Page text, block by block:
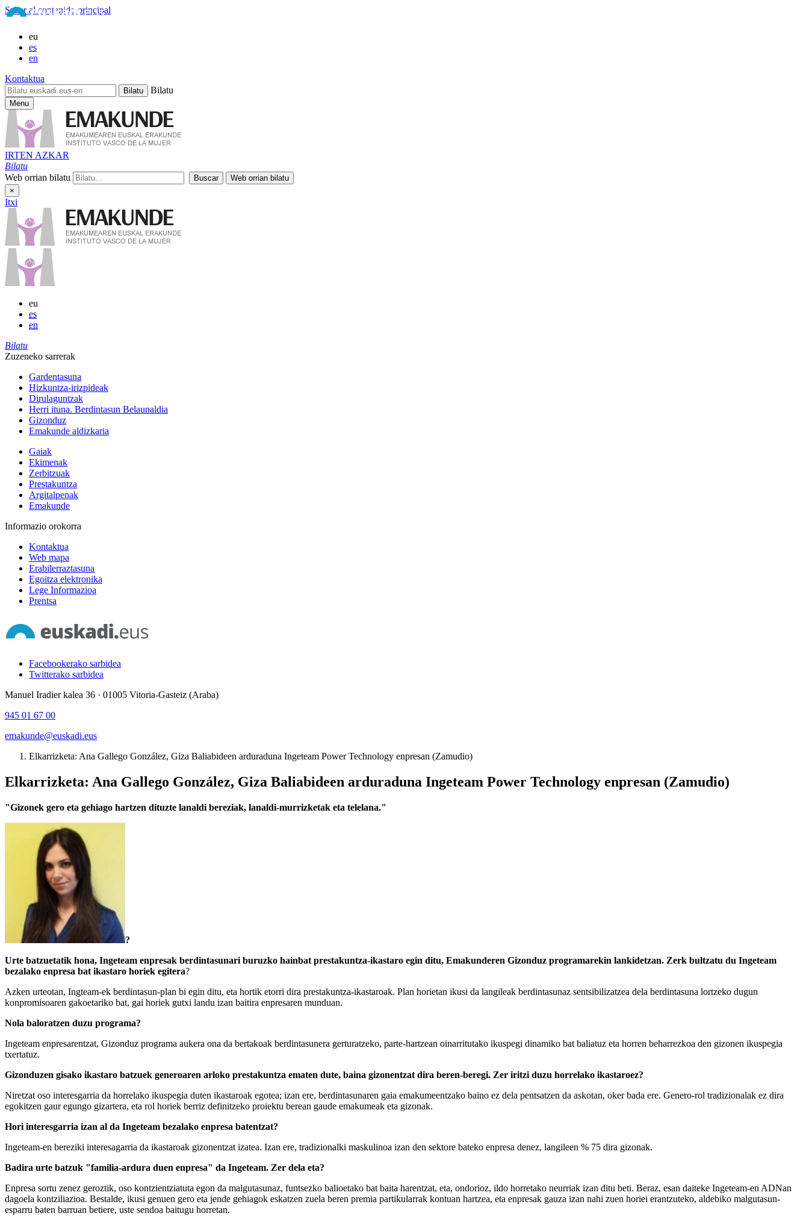
Saltar al contenido principal
eu
es
en
Kontaktua
Bilatu
Menu
IRTEN AZKAR
Bilatu
Web orrian bilatu
×
Itxi
eu
es
en
Bilatu
Zuzeneko sarrerak
Gardentasuna
Hizkuntza-irizpideak
Dirulaguntzak
Herri ituna. Berdintasun Belaunaldia
Gizonduz
Emakunde aldizkaria
Gaiak
Ekimenak
Zerbitzuak
Prestakuntza
Argitalpenak
Emakunde
Informazio orokorra
Kontaktua
Web mapa
Erabilerraztasuna
Egoitza elektronika
Lege Informazioa
Prentsa
Facebookerako sarbidea
Twitterako sarbidea
Manuel Iradier kalea 36 · 01005 Vitoria-Gasteiz (Araba)
945 01 67 00
emakunde@euskadi.eus
Elkarrizketa: Ana Gallego González, Giza Baliabideen arduraduna Ingeteam Power Technology enpresan (Zamudio)
Elkarrizketa: Ana Gallego González, Giza Baliabideen arduraduna Ingeteam Power Technology enpresan (Zamudio)
"Gizonek gero eta gehiago hartzen dituzte lanaldi bereziak, lanaldi-murrizketak eta telelana."
?
Urte batzuetatik hona, Ingeteam enpresak berdintasunari buruzko hainbat prestakuntza-ikastaro egin ditu, Emakunderen Gizonduz programarekin lankidetzan. Zerk bultzatu du Ingeteam
bezalako enpresa bat ikastaro horiek egitera?
Azken urteotan, Ingteam-ek berdintasun-plan bi egin ditu, eta hortik etorri dira prestakuntza-ikastaroak. Plan horietan ikusi da langileak berdintasunaz sentsibilizatzea dela berdintasuna lortzeko dugun
konpromisoaren gakoetariko bat, gai horiek gutxi landu izan baitira enpresaren munduan.
Nola baloratzen duzu programa?
Ingeteam enpresarentzat, Gizonduz programa aukera ona da bertakoak berdintasunera gerturatzeko, parte-hartzean oinarritutako ikuspegi dinamiko bat baliatuz eta horren beharrezkoa den gizonen ikuspegia
txertatuz.
Gizonduzen gisako ikastaro batzuek generoaren arloko prestakuntza ematen dute, baina gizonentzat dira beren-beregi. Zer iritzi duzu horrelako ikastaroez?
Niretzat oso interesgarria da horrelako ikuspegia duten ikastaroak egotea; izan ere, berdintasunaren gaia emakumeentzako baino ez dela pentsatzen da askotan, oker bada ere. Genero-rol tradizionalak ez dira
egokitzen gaur egungo gizartera, eta rol horiek berriz definitzeko proiektu berean gaude emakumeak eta gizonak.
Hori interesgarria izan al da Ingeteam bezalako enpresa batentzat?
Ingeteam-en bereziki interesagarria da ikastaroak gizonentzat izatea. Izan ere, tradizionalki maskulinoa izan den sektore bateko enpresa denez, langileen % 75 dira gizonak.
Badira urte batzuk "familia-ardura duen enpresa" da Ingeteam. Zer dela eta?
Enpresa sortu zenez geroztik, oso kontzientziatuta egon da malgutasunaz, funtsezko balioetako bat baita harentzat, eta, ondorioz, ildo horretako neurriak izan ditu beti. Beraz, esan daiteke Ingeteam-en ADNan
dagoela kontziliazioa. Bestalde, ikusi genuen gero eta jende gehiagok eskatzen zuela beren premia partikularrak kontuan hartzea, eta enpresak gauza izan nahi zuen horiei erantzuteko, aldebiko malgutasun-
esparru baten barruan betiere, uste sendoa baitugu horretan.